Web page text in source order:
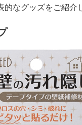
的なグッズをご紹介